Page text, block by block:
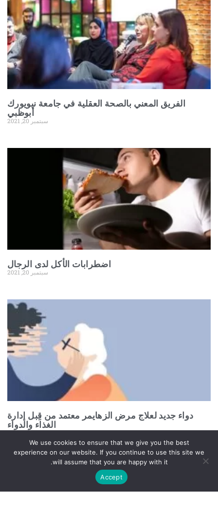
الفريق المعني بالصحة العقلية في جامعة نيويورك
أبوظبي
سبتمبر 20, 2021
اضطرابات الأكل لدى الرجال
سبتمبر 20, 2021
دواء جديد لعلاج مرض الزهايمر معتمد من قِبل إدارة
الغذاء والدواء
سبتمبر 20, 2021
We use cookies to ensure that we give you the best
experience on our website. If you continue to use this site we
will assume that you are happy with it.
Accept